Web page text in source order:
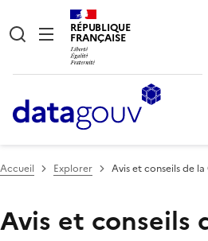
RÉPUBLIQUE
FRANÇAISE
Accueil Explorer Avis et conseils de
Avis et conseils